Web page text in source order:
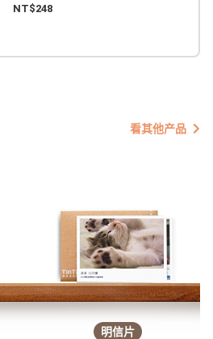
NT$248
看其他产品
明信片